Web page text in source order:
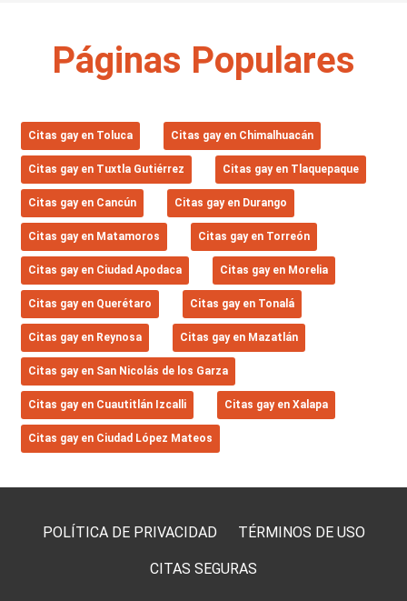
Páginas Populares
Citas gay en Toluca Citas gay en Chimalhuacán
Citas gay en Tuxtla Gutiérrez Citas gay en Tlaquepaque
Citas gay en Cancún Citas gay en Durango
Citas gay en Matamoros Citas gay en Torreón
Citas gay en Ciudad Apodaca Citas gay en Morelia
Citas gay en Querétaro Citas gay en Tonalá
Citas gay en Reynosa Citas gay en Mazatlán
Citas gay en San Nicolás de los Garza
Citas gay en Cuautitlán Izcalli Citas gay en Xalapa
Citas gay en Ciudad López Mateos
POLÍTICA DE PRIVACIDAD TÉRMINOS DE USO
CITAS SEGURAS